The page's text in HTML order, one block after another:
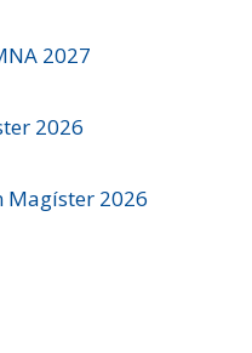
2027
2026
Magíster 2026